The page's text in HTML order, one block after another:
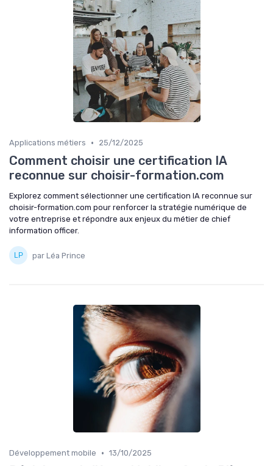
Applications métiers • 25/12/2025
Comment choisir une certification IA
reconnue sur choisir-formation.com
Explorez comment sélectionner une certification IA reconnue sur
choisir-formation.com pour renforcer la stratégie numérique de
votre entreprise et répondre aux enjeux du métier de chief
information officer.
par Léa Prince
Développement mobile • 13/10/2025